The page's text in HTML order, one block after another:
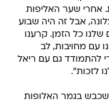
אחרי שער האליפות
אבל זה היה שבוע
שלנו כל הזמן. קרענו
עם מחויבות, לב
להתמודד גם עם ריאל
לזכות".
שכבש בגמר האלופות